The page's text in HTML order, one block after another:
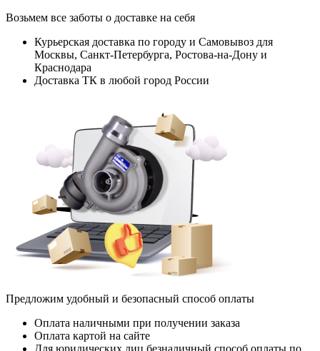
Возьмем все заботы о доставке на себя
Курьерская доставка по городу и Самовывоз для
Москвы, Санкт-Петербурга, Ростова-на-Дону и
Краснодара
Доставка ТК в любой город России
Предложим удобный и безопасный способ оплаты
Оплата наличными при получении заказа
Оплата картой на сайте
Для юридических лиц безналичный способ оплаты по